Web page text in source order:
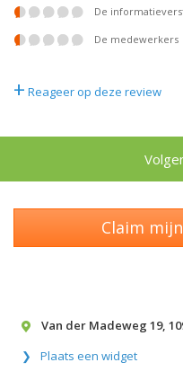
De
De medewerkers
+ Reageer op deze review
Claim
Van der Madeweg 19,
Plaats een widget